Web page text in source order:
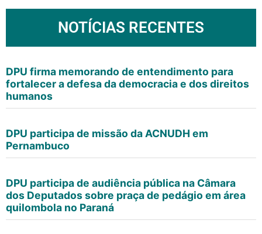
NOTÍCIAS RECENTES
DPU firma memorando de entendimento para
fortalecer a defesa da democracia e dos direitos
humanos
DPU participa de missão da ACNUDH em
Pernambuco
DPU participa de audiência pública na Câmara
dos Deputados sobre praça de pedágio em área
quilombola no Paraná